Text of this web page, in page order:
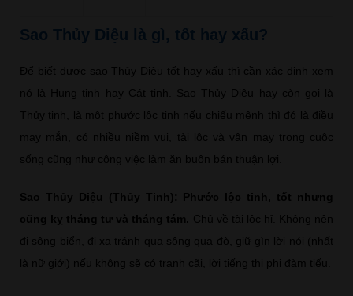
Sao Thủy Diệu là gì, tốt hay xấu?
Để biết được sao Thủy Diệu tốt hay xấu thì cần xác định xem
nó là Hung tinh hay Cát tinh. Sao Thủy Diệu hay còn gọi là
Thủy tinh, là một phước lộc tinh nếu chiếu mệnh thì đó là điều
may mắn, có nhiều niềm vui, tài lộc và vận may trong cuộc
sống cũng như công việc làm ăn buôn bán thuận lợi.
Sao Thủy Diệu (Thủy Tinh): Phước lộc tinh, tốt nhưng
cũng kỵ tháng tư và tháng tám. Chủ về tài lộc hỉ. Không nên
đi sông biển, đi xa tránh qua sông qua đò, giữ gìn lời nói (nhất
là nữ giới) nếu không sẽ có tranh cãi, lời tiếng thị phi đàm tiếu.